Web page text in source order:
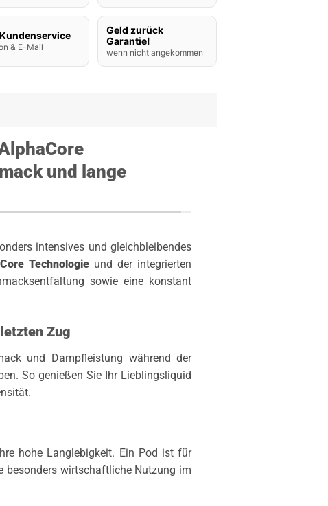
& E-Mail
Geld zurück
Garantie!
wenn nicht angekommen
und lange
intensives und gleichbleibendes
Technologie und der integrierten
sowie eine konstant
Zug
und Dampfleistung während der
So genießen Sie Ihr Lieblingsliquid
hohe Langlebigkeit. Ein Pod ist für
besonders wirtschaftliche Nutzung im